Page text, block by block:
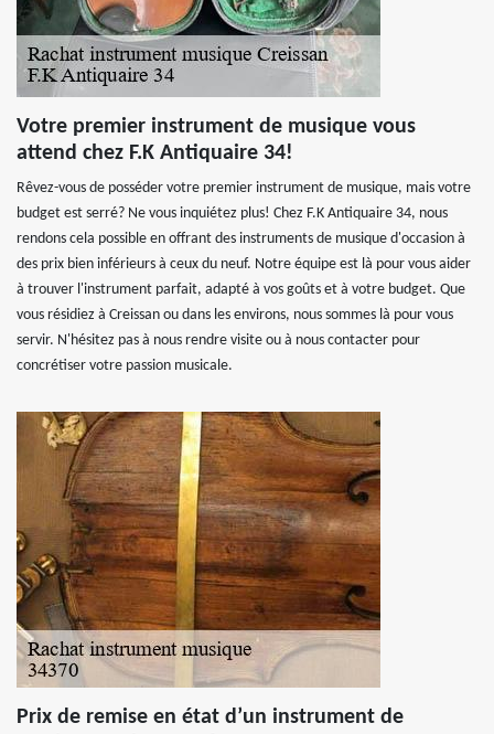
Votre premier instrument de musique vous
attend chez F.K Antiquaire 34!
Rêvez-vous de posséder votre premier instrument de musique, mais votre
budget est serré? Ne vous inquiétez plus! Chez F.K Antiquaire 34, nous
rendons cela possible en offrant des instruments de musique d'occasion à
des prix bien inférieurs à ceux du neuf. Notre équipe est là pour vous aider
à trouver l'instrument parfait, adapté à vos goûts et à votre budget. Que
vous résidiez à Creissan ou dans les environs, nous sommes là pour vous
servir. N'hésitez pas à nous rendre visite ou à nous contacter pour
concrétiser votre passion musicale.
Prix de remise en état d’un instrument de